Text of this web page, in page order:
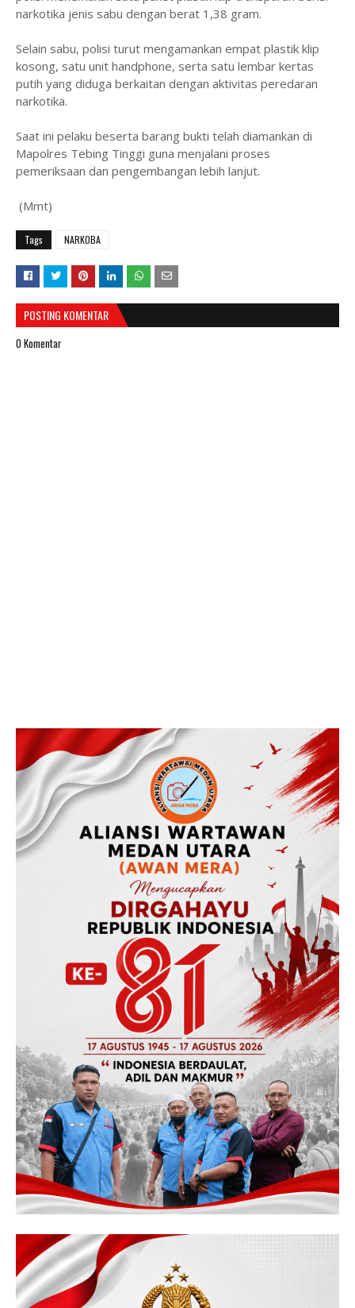
narkotika jenis sabu dengan berat 1,38 gram.
Selain sabu, polisi turut mengamankan empat plastik klip
kosong, satu unit handphone, serta satu lembar kertas
putih yang diduga berkaitan dengan aktivitas peredaran
narkotika.
Saat ini pelaku beserta barang bukti telah diamankan di
Mapolres Tebing Tinggi guna menjalani proses
pemeriksaan dan pengembangan lebih lanjut.
(Mmt)
Tags NARKOBA
POSTING KOMENTAR
0 Komentar